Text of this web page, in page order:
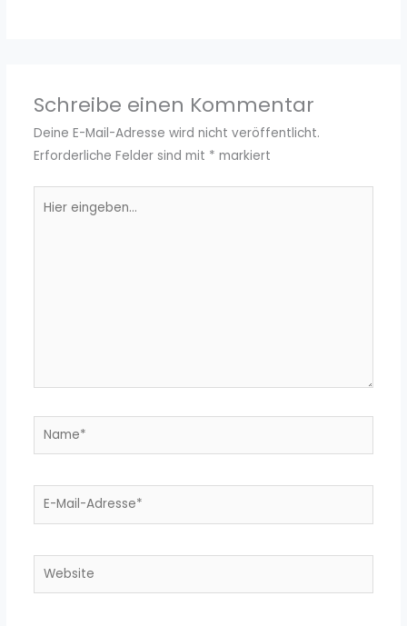
Schreibe einen Kommentar
Deine E-Mail-Adresse wird nicht veröffentlicht.
Erforderliche Felder sind mit * markiert
eingeben…
Name*
E-
Website